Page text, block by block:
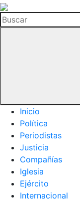
La
Hemeroteca
del
Buscar
Inicio
Política
Periodistas
Justicia
Compañías
Iglesia
Ejército
Internacional